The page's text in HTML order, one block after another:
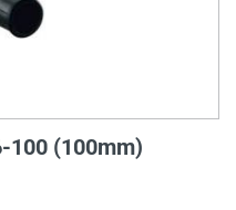
100 (100mm)